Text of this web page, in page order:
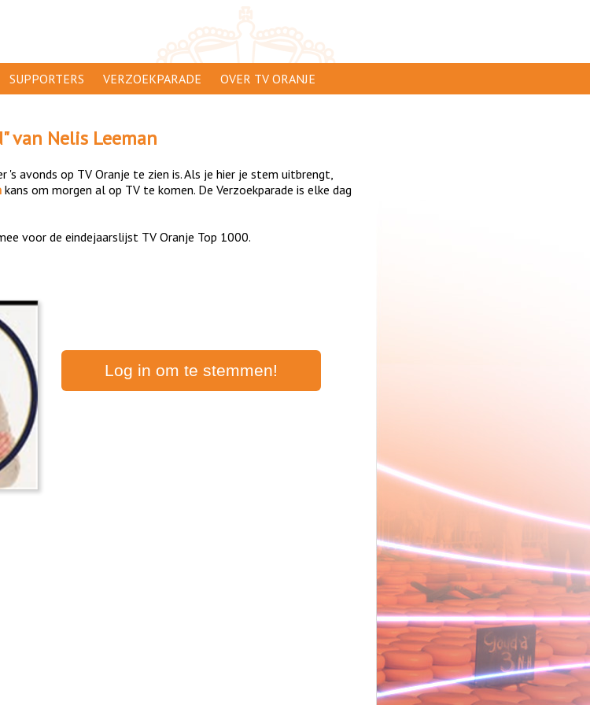
SUPPORTERS
AANMELDEN
VERZOEKPARADE OVER TV ORANJE
ADVERTEREN
PRIVACY
" van Nelis Leeman
avonds op TV Oranje te zien is. Als je hier je stem uitbrengt,
kans om morgen al op TV te komen. De Verzoekparade is elke dag
voor de eindejaarslijst TV Oranje Top 1000.
Log in om te stemmen!